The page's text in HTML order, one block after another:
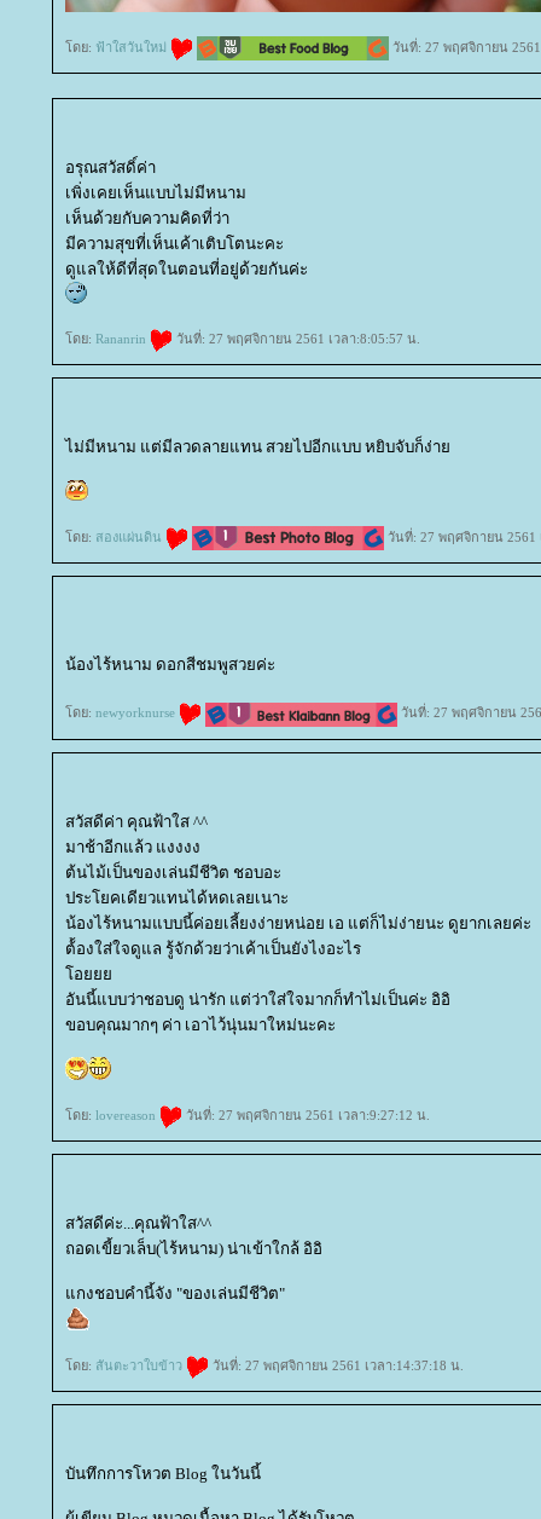
ดย: ฟ้าใสวันใหม่ วันที่: 27 พฤศจิกายน
อรุณสวัสดิ์ค่า
เพิ่งเคยเห็นแบบไม่มีหนาม
เห็นด้วยกับความคิดที่ว่า
มีความสุขที่เห็นเค้าเติบโตนะคะ
ดูแลให้ดีที่สุดในตอนที่อยู่ด้วยกันค่ะ
ดย: Rananrin วันที่: 27 พฤศจิกายน 2561 เวลา:8:05:57 น.
ไม่มีหนาม แต่มีลวดลายแทน สวยไปอีกแบบ หยิบจับก็ง่า
ดย: สองแผ่นดิน วันที่: 27 พฤศจิกายน 2561
น้องไร้หนาม ดอกสีชมพูสวยค่ะ
ดย: newyorknurse วันที่: 27 พฤศจิกายน
สวัสดีค่า คุณฟ้าใส ^^
มาช้าอีกแล้ว แงงงง
ต้นไม้เป็นของเล่นมีชีวิต ชอบอะ
ประโยคเดียวแทนได้หดเลยเนาะ
น้องไร้หนามแบบนี้ค่อยเลี้ยงง่ายหน่อย เอ แต่ก็ไม่ง่ายนะ ดูยากเลยค่ะ
ต้้องใส่ใจดูแล รู้จักด้วยว่าเค้าเป็นยังไงอะไร
อ
อันนี้แบบว่าชอบดู น่ารัก แต่ว่าใส่ใจมากก็ทำไม่เป็นค่ะ อิอิ
ขอบคุณมากๆ ค่า เอาไว้นุ่นมาใหม่นะคะ
ดย: lovereason วันที่: 27 พฤศจิกายน 2561 เวลา:9:27:12 น.
สวัสดีค่ะ...คุณฟ้าใส^^
ถอดเขี้ยวเล็บ(ไร้หนาม) น่าเข้าใกล้ อิอิ
กงชอบคำนี้จัง "ของเล่นมีชีวิต"
ดย: สันตะวาใบข้าว วันที่: 27 พฤศจิกายน 2561 เวลา:14:37:18 น.
บันทึกการโหวต Blog ในวันนี้